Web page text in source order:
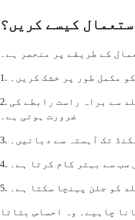
کیسے کریں؟
کے طریقے پر منحصر ہے۔
مکمل طور پر خشک کریں۔
2. پیچ لگانے سے پہلے کوئی سیرم، موئسچرائزر یا تیل نہ لگائیں۔ پیچ کو ٹھیک سے چپکنے اور اپنے اجزاء فراہم کرنے کے لیے صاف، خشک جلد سے براہ راست رابطے کی
ضرورت ہوتی ہے۔
کو جلن پہنچا سکتا ہے۔
چاہیے۔ وہ احساس بتاتا